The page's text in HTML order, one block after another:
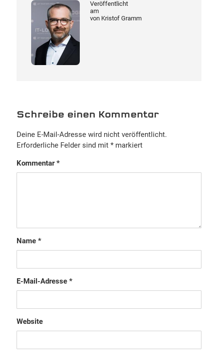
Veröffentlicht
am
von Kristof Gramm
Schreibe einen Kommentar
Deine E-Mail-Adresse wird nicht veröffentlicht.
Erforderliche Felder sind mit *markiert
Kommentar*
Name *
E-Mail-Adresse *
Website